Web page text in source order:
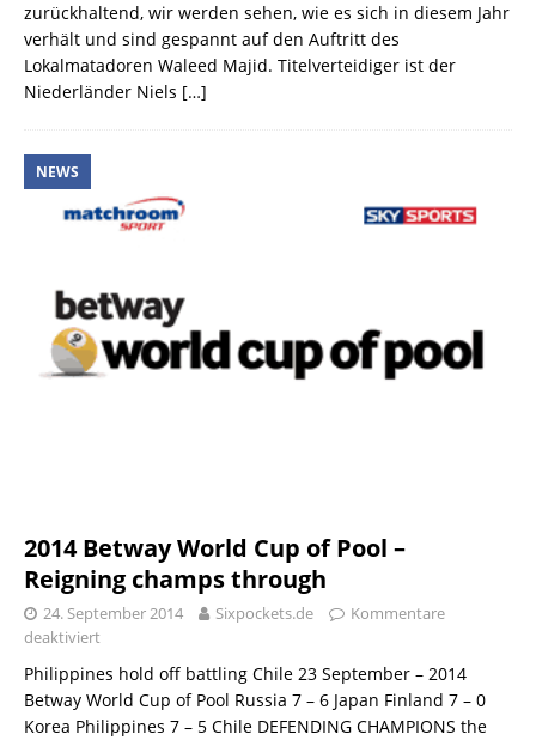
zurückhaltend, wir werden sehen, wie es sich in diesem Jahr
verhält und sind gespannt auf den Auftritt des
Lokalmatadoren Waleed Majid. Titelverteidiger ist der
Niederländer Niels […]
NEWS
2014 Betway World Cup of Pool –
Reigning champs through
24. September 2014 Sixpockets.de
Kommentare
deaktiviert
Philippines hold off battling Chile 23 September – 2014
Betway World Cup of Pool Russia 7 – 6 Japan Finland 7 – 0
Korea Philippines 7 – 5 Chile DEFENDING CHAMPIONS the